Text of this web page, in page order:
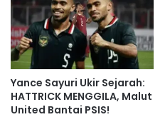
Yance Sayuri Ukir Sejarah:
HATTRICK MENGGILA, Malut
United Bantai PSIS!